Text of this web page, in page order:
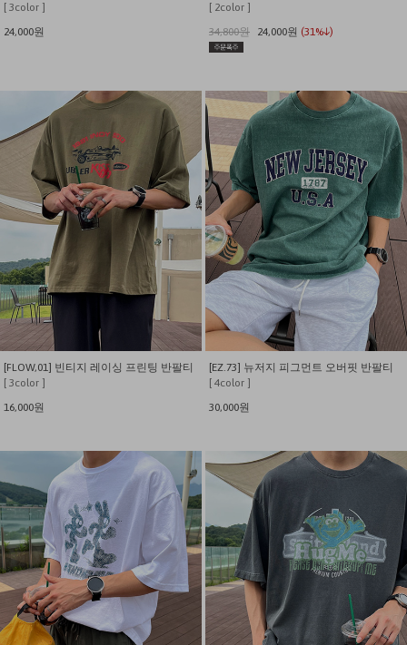
[ 3color ]
24,000원
[ 2color ]
34,800원
24,000원 (31%↓)
[FLOW,01] 빈티지 레이싱 프린팅 반팔티
[ 3color ]
16,000원
[EZ.73] 뉴저지 피그먼트 오버핏 반팔티
[ 4color ]
30,000원